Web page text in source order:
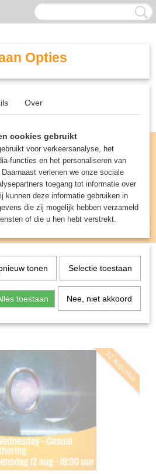
UW WINKELWAGEN
(0)
12 augustus
Opties
Over
cookies gebruikt
voor verkeersanalyse, het
functies en het personaliseren van
verlenen we onze sociale
toegang tot informatie over
kunnen deze informatie gebruiken in
die zij mogelijk hebben verzameld
of die u hen hebt verstrekt.
tonen Selectie toestaan
toestaan Nee, niet akkoord